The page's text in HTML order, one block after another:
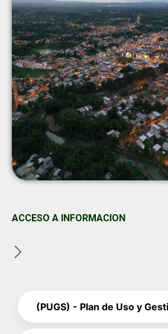
ACCESO A INFORMACION
(PUGS) - Plan de Uso y